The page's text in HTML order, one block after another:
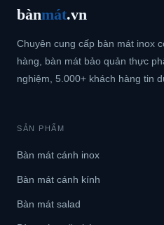
bànmát.vn
Chuyên cung cấp bàn mát inox
hàng, bàn mát bảo quản thực
nghiệm, 5.000+ khách hàng tin
SẢN PHẨM
Bàn mát cánh inox
Bàn mát cánh kính
Bàn mát salad